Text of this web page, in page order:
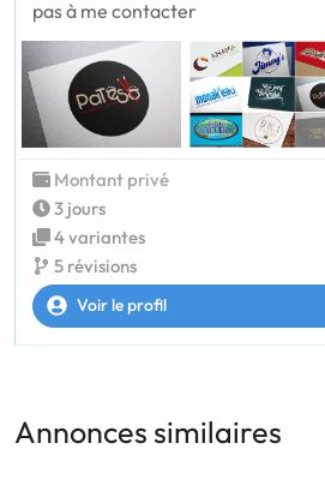
pas à me contacter
Montant privé
3 jours
4 variantes
5 révisions
Voir le profil
Annonces similaires